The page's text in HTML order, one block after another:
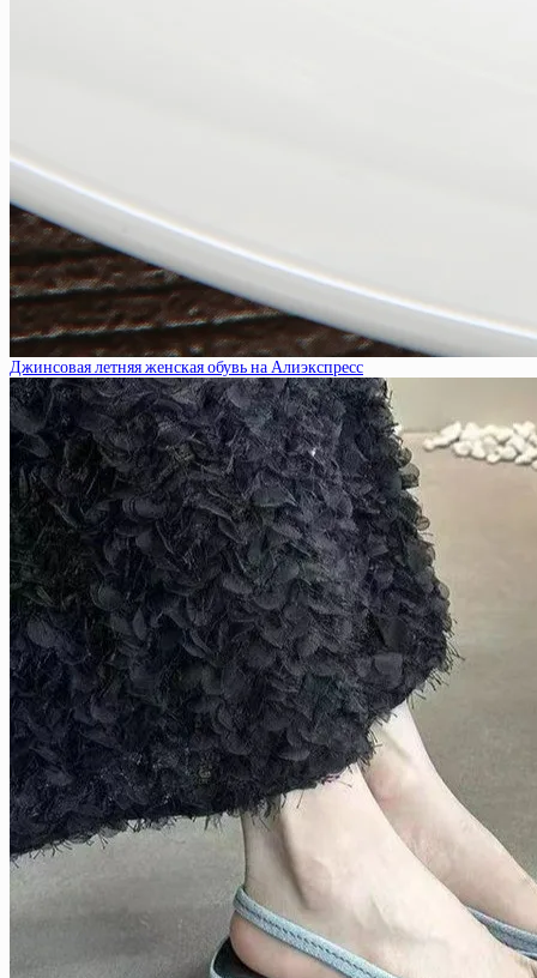
Джинсовая летняя женская обувь на Алиэкспресс